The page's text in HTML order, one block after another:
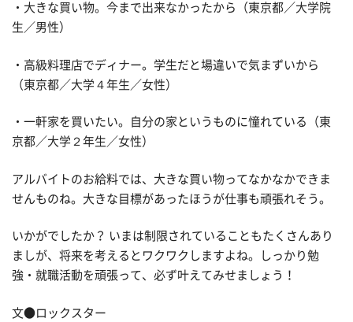
・大きな買い物。今まで出来なかったから（東京都／大学院
生／男性）
・高級料理店でディナー。学生だと場違いで気まずいから
（東京都／大学４年生／女性）
・一軒家を買いたい。自分の家というものに憧れている（東
京都／大学２年生／女性）
アルバイトのお給料では、大きな買い物ってなかなかできま
せんものね。大きな目標があったほうが仕事も頑張れそう。
いかがでしたか？ いまは制限されていることもたくさんあり
ましが、将来を考えるとワクワクしますよね。しっかり勉
強・就職活動を頑張って、必ず叶えてみせましょう！
文●ロックスター